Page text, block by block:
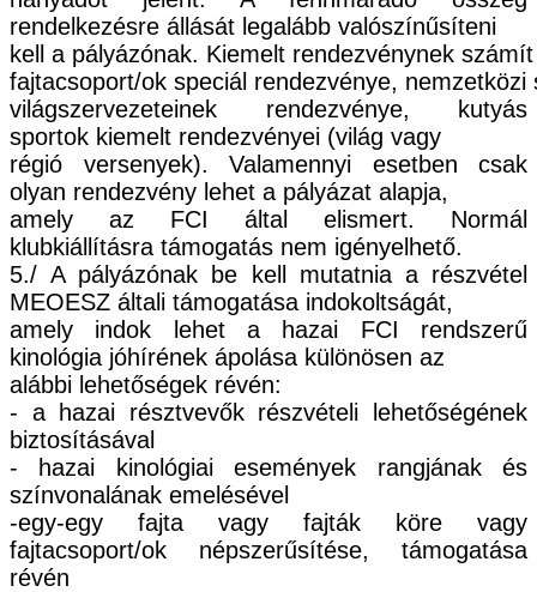
rendelkezésre állását legalább valószínűsíteni
kell
a pályázónak. Kiemelt rendezvénynek számít
fajtacsoport/ok speciál rendezvénye, nemzetközi
világszervezeteinek rendezvénye, kutyás
sportok kiemelt rendezvényei (világ vagy
régió versenyek). Valamennyi esetben csak
olyan rendezvény lehet a pályázat alapja,
amely az FCI által elismert. Normál
klubkiállításra támogatás nem igényelhető.
5./ A pályázónak be kell mutatnia a részvétel
MEOESZ általi támogatása indokoltságát,
amely indok lehet a hazai FCI rendszerű
kinológia jóhírének ápolása különösen az
alábbi lehetőségek révén:
- a hazai résztvevők részvételi lehetőségének
biztosításával
-
hazai kinológiai
események rangjának és
színvonalának emelésével
-egy-egy fajta vagy fajták köre vagy
fajtacsoport/ok népszerűsítése, támogatása
révén